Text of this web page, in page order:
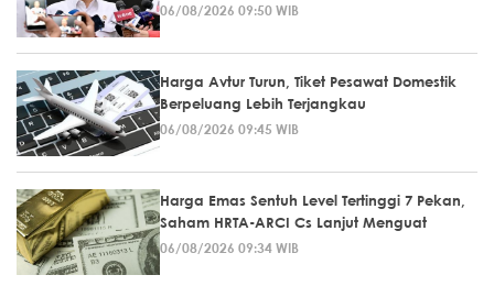
06/08/2026 09:50 WIB
Harga Avtur Turun, Tiket Pesawat Domestik
Berpeluang Lebih Terjangkau
06/08/2026 09:45 WIB
Harga Emas Sentuh Level Tertinggi 7 Pekan,
Saham HRTA-ARCI Cs Lanjut Menguat
06/08/2026 09:34 WIB